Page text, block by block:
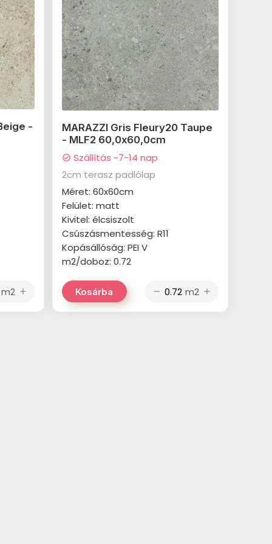
-
m2 add
MARAZZI Gris Fleury20 Taupe
- MLF2 60,0x60,0cm
check_circle Szállítás ~7-14 nap
2cm terasz padlólap
Méret: 60x60cm
Felület: matt
Kivitel: élcsiszolt
Csúszásmentesség: R11
Kopásállóság: PEI V
m2/doboz: 0.72
Kosárba remove m2 add